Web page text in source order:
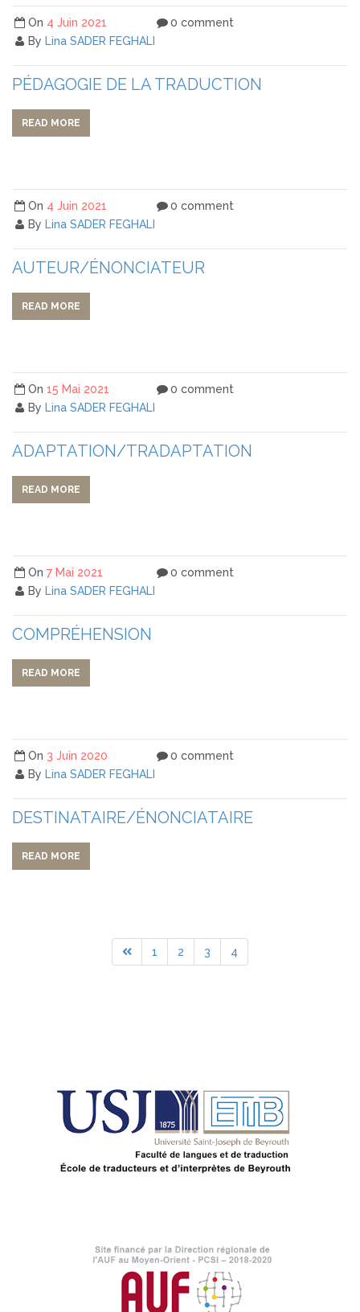
On 4 Juin 2021
By Lina SADER FEGHALI
0 comment
PÉDAGOGIE DE LA TRADUCTION
READ MORE
On 4 Juin 2021
By Lina SADER FEGHALI
0 comment
AUTEUR/ÉNONCIATEUR
READ MORE
On 15 Mai 2021
By Lina SADER FEGHALI
0 comment
ADAPTATION/TRADAPTATION
READ MORE
On 7 Mai 2021
By Lina SADER FEGHALI
0 comment
COMPRÉHENSION
READ MORE
On 3 Juin 2020
By Lina SADER FEGHALI
0 comment
DESTINATAIRE/ÉNONCIATAIRE
READ MORE
1 2 3 4